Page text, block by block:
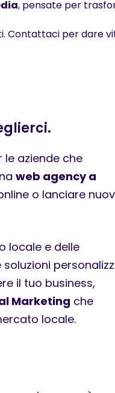
, pensate per
Contattaci per dare
le aziende che
web agency a
o lanciare
locale e delle
il tuo business,
Marketing che
locale.